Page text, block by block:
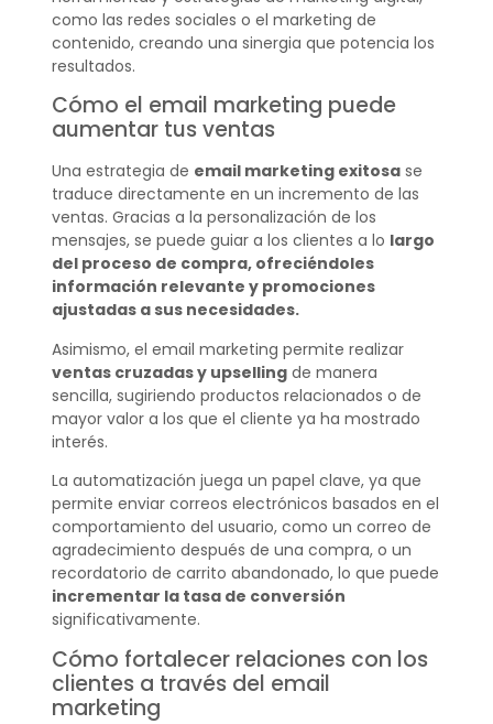
como las redes sociales o el marketing de
contenido, creando una sinergia que potencia los
resultados.
Cómo el email marketing puede
aumentar tus ventas
Una estrategia de email marketing exitosase
traduce directamente en un incremento de las
ventas. Gracias a la personalización de los
mensajes, se puede guiar a los clientes a lo largo
del proceso de compra, ofreciéndoles
información relevante y promociones
ajustadas a sus necesidades.
Asimismo, el email marketing permite realizar
ventas cruzadas y upsellingde manera
sencilla, sugiriendo productos relacionados o de
mayor valor a los que el cliente ya ha mostrado
interés.
La automatización juega un papel clave, ya que
permite enviar correos electrónicos basados en el
comportamiento del usuario, como un correo de
agradecimiento después de una compra, o un
recordatorio de carrito abandonado, lo que puede
incrementar la tasa de conversión
significativamente.
Cómo fortalecer relaciones con los
clientes a través del email
marketing